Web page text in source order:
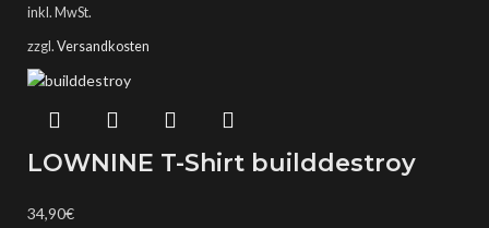
inkl. MwSt.
zzgl. Versandkosten
LOWNINE T-Shirt builddestroy
34,90€